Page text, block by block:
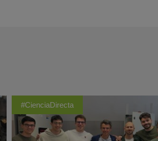
#CienciaDirecta